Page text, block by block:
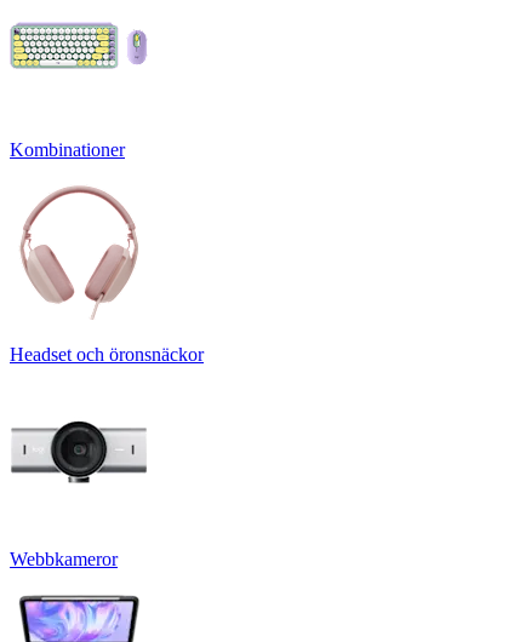
Kombinationer
Headset och öronsnäckor
Webbkameror